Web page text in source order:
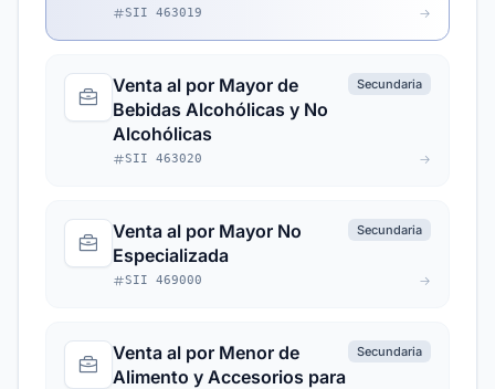
SII 463019
Venta al por Mayor de
Bebidas Alcohólicas y No
Alcohólicas
Secundaria
SII 463020
Venta al por Mayor No
Especializada
Secundaria
SII 469000
Venta al por Menor de
Alimento y Accesorios para
Secundaria